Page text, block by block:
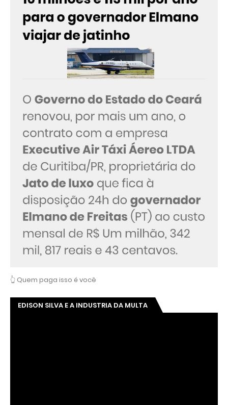
👆 Quem paga isso é você
EDISON SILVA E A INDUSTRIA DA MULTA